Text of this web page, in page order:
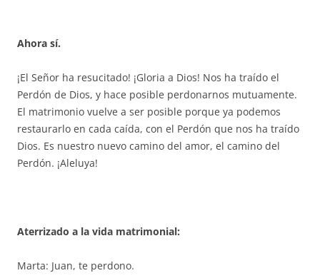
Ahora sí.
¡El Señor ha resucitado! ¡Gloria a Dios! Nos ha traído el
Perdón de Dios, y hace posible perdonarnos mutuamente.
El matrimonio vuelve a ser posible porque ya podemos
restaurarlo en cada caída, con el Perdón que nos ha traído
Dios. Es nuestro nuevo camino del amor, el camino del
Perdón. ¡Aleluya!
Aterrizado a la vida matrimonial:
Marta: Juan, te perdono.